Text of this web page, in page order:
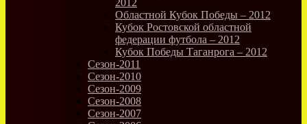
Областной Кубок Победы – 2012
Кубок Ростовской областной
федерации футбола – 2012
Кубок Победы Таганрога – 2012
Сезон-2011
Сезон-2010
Сезон-2009
Сезон-2008
Сезон-2007